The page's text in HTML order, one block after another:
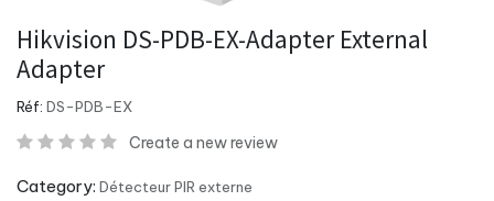
Hikvision DS-PDB-EX-Adapter External
Adapter
Réf: DS-PDB-EX
Create a new review
Category: Détecteur PIR externe